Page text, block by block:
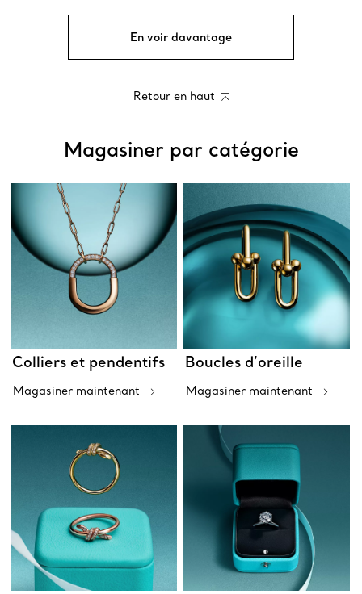
En voir davantage
Retour en haut
Magasiner par catégorie
Colliers et pendentifs
Magasiner maintenant
Boucles d’oreille
Magasiner maintenant